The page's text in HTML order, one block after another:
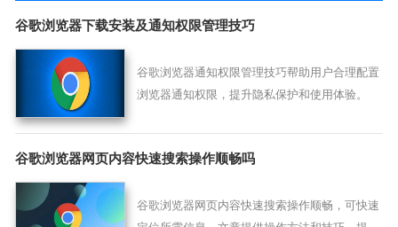
谷歌浏览器下载安装及通知权限管理技巧
谷歌浏览器通知权限管理技巧帮助用户合理配置
浏览器通知权限，提升隐私保护和使用体验。
谷歌浏览器网页内容快速搜索操作顺畅吗
谷歌浏览器网页内容快速搜索操作顺畅，可快速